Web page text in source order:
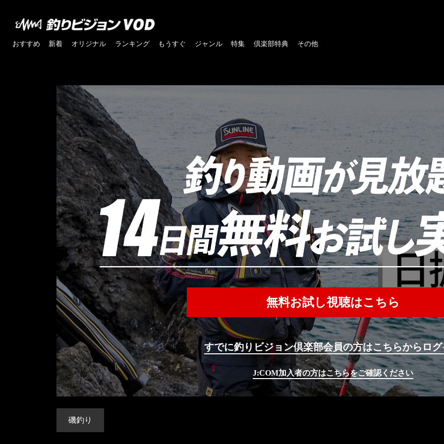
おすすめ 新着 オリジナル ランキング もうすぐ ジャンル 特集 倶楽部特典 その他
無料お試し視聴はこちら
すでに釣りビジョン倶楽部会員の方はこちらからロ
J:COM加入者の方はこちらをご確認ください
磯釣り